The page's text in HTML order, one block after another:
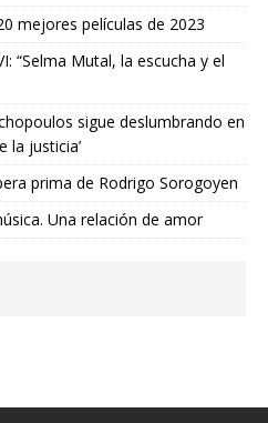
mejores películas de 2023
“Selma Mutal, la escucha y el
sigue deslumbrando en
la justicia’
prima de Rodrigo Sorogoyen
Una relación de amor